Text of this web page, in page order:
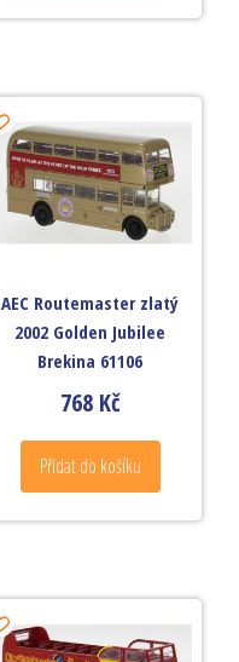
AEC Routemaster zlatý
2002 Golden Jubilee
Brekina 61106
768 Kč
Přidat do košíku